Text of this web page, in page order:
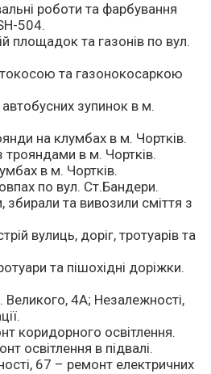
роботи та фарбування
504.
площадок та газонів по вул.
та газонокосаркою
автобусних зупинок в м.
на клумбах в м. Чортків.
трояндами в м. Чортків.
в м. Чортків.
по вул. Ст.Бандери.
збирали та вивозили сміття з
вулиць, доріг, тротуарів та
та пішохідні доріжки.
Великого, 4А; Незалежності,
коридорного освітлення.
освітлення в підвалі.
67 – ремонт електричних